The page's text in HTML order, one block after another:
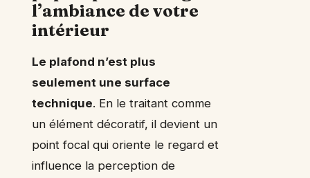
l’ambiance de votre
intérieur
Le plafond n’est plus
seulement une surface
technique. En le traitant comme
un élément décoratif, il devient un
point focal qui oriente le regard et
influence la perception de